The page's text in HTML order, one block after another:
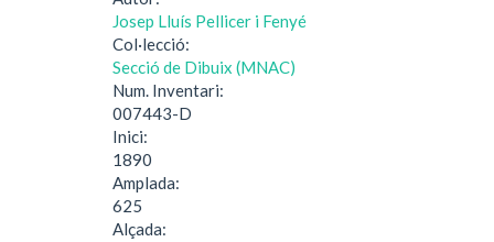
Josep Lluís Pellicer i Fenyé
Col·lecció:
Secció de Dibuix (MNAC)
Num. Inventari:
007443-D
Inici:
1890
Amplada:
625
Alçada: